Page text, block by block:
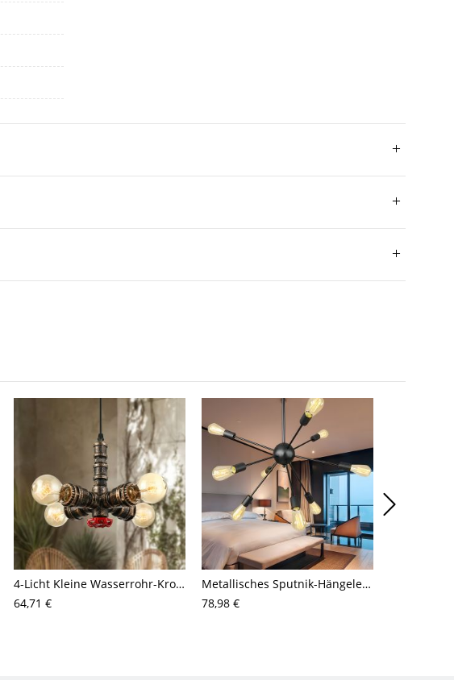
4-Licht Kleine Wasserrohr-Kronleuchter Industriestil Antikes Messing Metall Hängende Deckenleuchte
64,71 €
Metallisches Sputnik-Hängeleuchten-Antik-9/12/15 Glühbirnen-Wohnzimmer-Deckenleuchter in Schwarz
78,98 €